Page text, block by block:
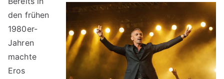
den frühen
1980er-
Jahren
machte
Eros